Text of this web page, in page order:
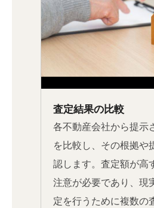
査定結果の比較
各不動産会社から提示
を比較し、その根拠や
認します。査定額が高
注意が必要であり、現
定を行うために複数の